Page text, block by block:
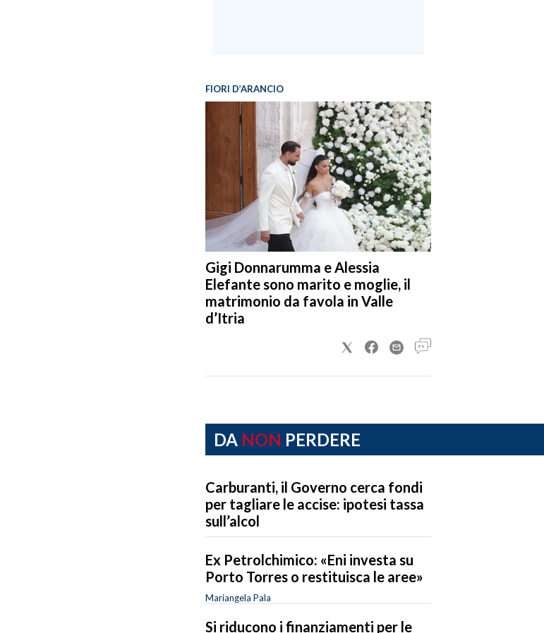
FIORI D’ARANCIO
Gigi Donnarumma e Alessia
Elefante sono marito e moglie, il
matrimonio da favola in Valle
d’Itria
DA NON PERDERE
Carburanti, il Governo cerca fondi
per tagliare le accise: ipotesi tassa
sull’alcol
Ex Petrolchimico: «Eni investa su
Porto Torres o restituisca le aree»
Mariangela Pala
Si riducono i finanziamenti per le